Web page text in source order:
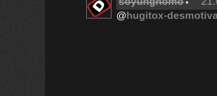
@hugitox-